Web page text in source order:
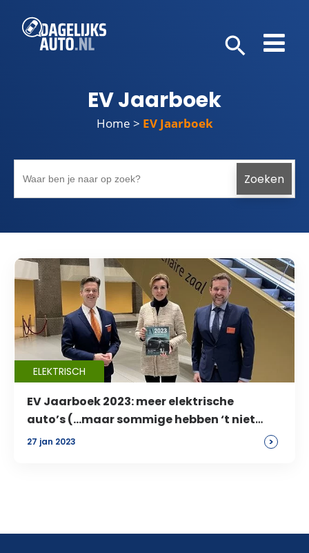
EV Jaarboek
Home > EV Jaarboek
ELEKTRISCH
EV Jaarboek 2023: meer elektrische
auto’s (…maar sommige hebben ‘t niet
gered)
27 jan 2023 >